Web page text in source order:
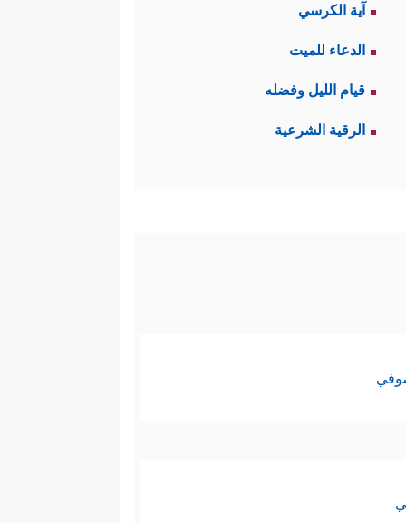
آية الكرسي
الدعاء للميت
قيام الليل وفضله
الرقية الشرعية